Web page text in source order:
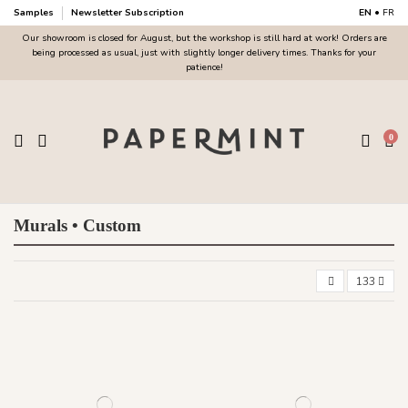
Samples Newsletter Subscription EN • FR
Our showroom is closed for August, but the workshop is still hard at work! Orders are
being processed as usual, just with slightly longer delivery times. Thanks for your
patience!
0
Murals • Custom
133